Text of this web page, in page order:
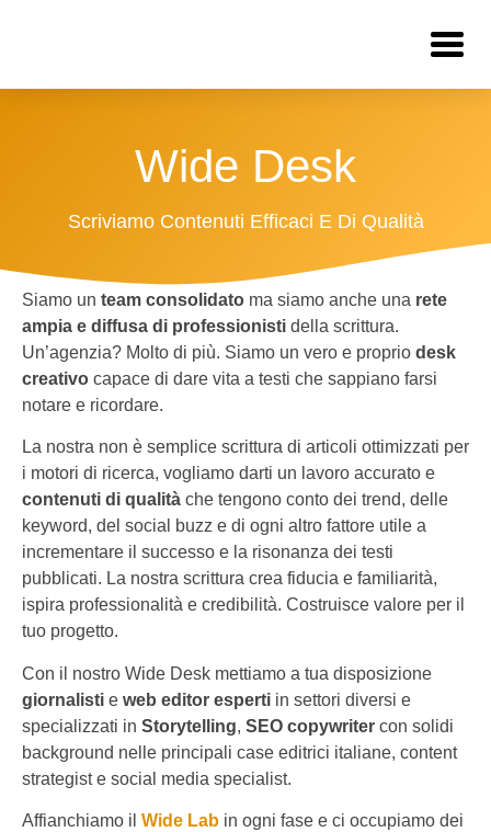
Wide Desk
Scriviamo Contenuti Efficaci E Di Qualità
Siamo un team consolidato ma siamo anche una rete
ampia e diffusa di professionisti della scrittura.
Un’agenzia? Molto di più. Siamo un vero e proprio desk
creativo capace di dare vita a testi che sappiano farsi
notare e ricordare.
La nostra non è semplice scrittura di articoli ottimizzati per
i motori di ricerca, vogliamo darti un lavoro accurato e
contenuti di qualità che tengono conto dei trend, delle
keyword, del social buzz e di ogni altro fattore utile a
incrementare il successo e la risonanza dei testi
pubblicati. La nostra scrittura crea fiducia e familiarità,
ispira professionalità e credibilità. Costruisce valore per il
tuo progetto.
Con il nostro Wide Desk mettiamo a tua disposizione
giornalisti e web editor esperti in settori diversi e
specializzati in Storytelling, SEO copywriter con solidi
background nelle principali case editrici italiane, content
strategist e social media specialist.
Affianchiamo il Wide Lab in ogni fase e ci occupiamo dei